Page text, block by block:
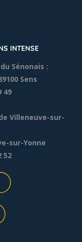
INTENSE
Sénonais :
Sens
49
Villeneuve-sur-
sur-Yonne
52